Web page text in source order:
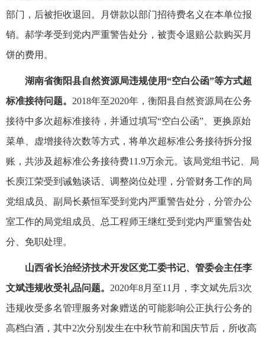
部门，后被拒收退回。月饼款以部门招待费名义在本单位报
销。郝学孝受到党内严重警告处分，被责令退赔公款购买月
饼的费用。
湖南省衡阳县自然资源局违规使用“空白公函”等方式超
标准接待问题。 2018年至2020年，衡阳县自然资源局在公务
接待中多次超标准接待，并通过填写“空白公函”、更换原始
菜单、虚增接待次数等方式，将单次超标准公务接待拆分报
账，共涉及超标准公务接待费11.9万余元。该局党组书记、局
长庾江荣受到诫勉谈话、调整岗位处理，分管财务工作的局
党组成员、副局长綦恒军受到党内严重警告处分，分管办公
室工作的局党组成员、总工程师王继红受到党内严重警告处
分、免职处理。
山西省长治经济技术开发区党工委书记、管委会主任李
文斌违规收受礼品问题。 2020年8月至11月，李文斌先后3次
违规收受多名管理服务对象赠送的可能影响公正执行公务的
高档白酒，其中2次分别发生在中秋节前和国庆节后，所收高